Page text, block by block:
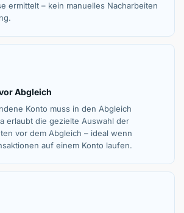
ermittelt – kein manuelles Nacharbeiten
Abgleich
Konto muss in den Abgleich
erlaubt die gezielte Auswahl der
vor dem Abgleich – ideal wenn
auf einem Konto laufen.